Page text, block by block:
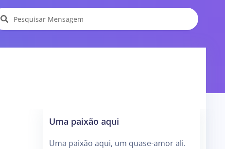
Uma paixão aqui
Uma paixão aqui, um quase-amor ali.